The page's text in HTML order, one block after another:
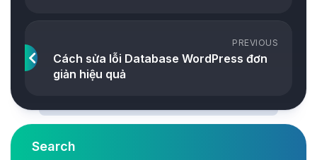
PREVIOUS
Cách sửa lỗi Database WordPress đơn
giản hiệu quả
Search